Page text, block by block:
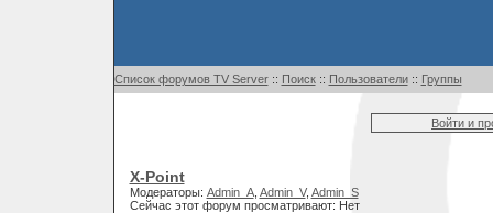
Список форумов TV Server:: Поиск:: Пользователи:: Группы
Войти и
X-Point
Модераторы: Admin_A, Admin_V, Admin_S
Сейчас этот форум просматривают: Нет